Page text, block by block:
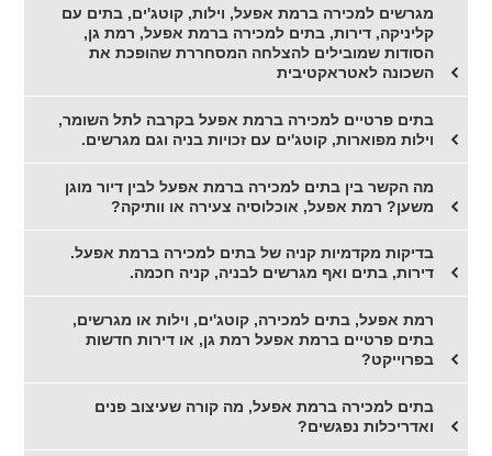
מגרשים למכירה ברמת אפעל, וילות, קוטג'ים, בתים עם
קליניקה, דירות, בתים למכירה ברמת אפעל, רמת גן,
הסודות שמובילים להצלחה המסחררת שהופכת את
השכונה לאטראקטיבית
בתים פרטיים למכירה ברמת אפעל בקרבה לתל השומר,
וילות מפוארות, קוטג'ים עם זכויות בניה וגם מגרשים.
מה הקשר בין בתים למכירה ברמת אפעל לבין דיור מוגן
משען? רמת אפעל, אוכלוסיה צעירה או וותיקה?
בדיקות מקדמיות קניה של בתים למכירה ברמת אפעל.
דירות, בתים ואף מגרשים לבניה, קניה חכמה.
רמת אפעל, בתים למכירה, קוטג'ים, וילות או מגרשים,
בתים פרטיים ברמת אפעל רמת גן, או דירות חדשות
בפרוייקט?
בתים למכירה ברמת אפעל, מה קורה שעיצוב פנים
ואדריכלות נפגשים?